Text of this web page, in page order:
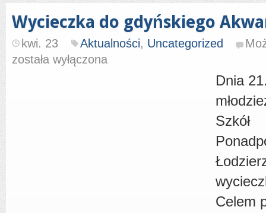
Wycieczka do gdyńskiego
kwi. 23 Aktualności, Uncategorized
została wyłączona
Dnia
Szkół
Celem